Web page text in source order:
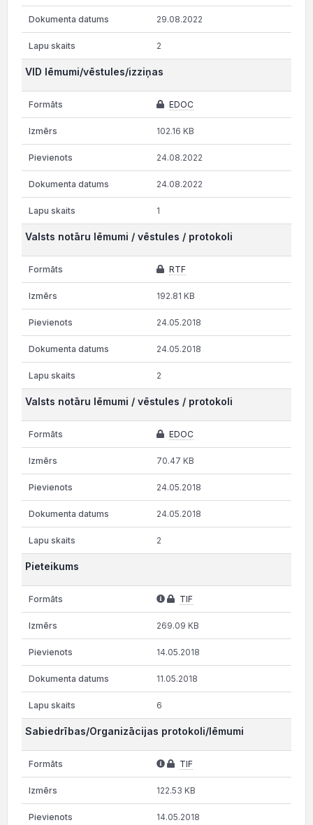
29.08.2022
2
VID lēmumi/vēstules/izziņas
EDOC
102.16 KB
24.08.2022
24.08.2022
1
Valsts notāru lēmumi / vēstules / protokoli
RTF
192.81 KB
24.05.2018
24.05.2018
2
Valsts notāru lēmumi / vēstules / protokoli
EDOC
70.47 KB
24.05.2018
24.05.2018
2
Pieteikums
TIF
269.09 KB
14.05.2018
11.05.2018
6
Sabiedrības/Organizācijas protokoli/lēmumi
TIF
122.53 KB
14.05.2018